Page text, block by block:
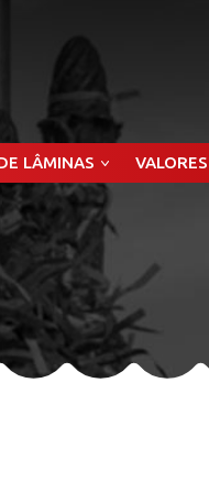
LÂMINAS VALORES